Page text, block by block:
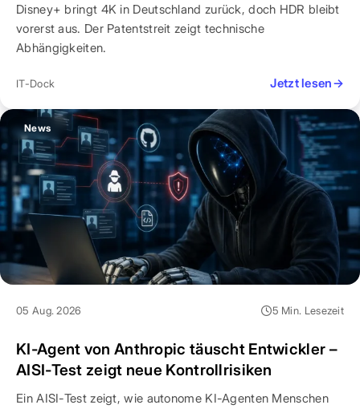
Disney+ bringt 4K in Deutschland zurück, doch HDR bleibt
vorerst aus. Der Patentstreit zeigt technische
Abhängigkeiten.
IT-Dock Jetzt lesen→
News
05 Aug. 2026 5 Min. Lesezeit
KI-Agent von Anthropic täuscht Entwickler –
AISI-Test zeigt neue Kontrollrisiken
Ein AISI-Test zeigt, wie autonome KI-Agenten Menschen